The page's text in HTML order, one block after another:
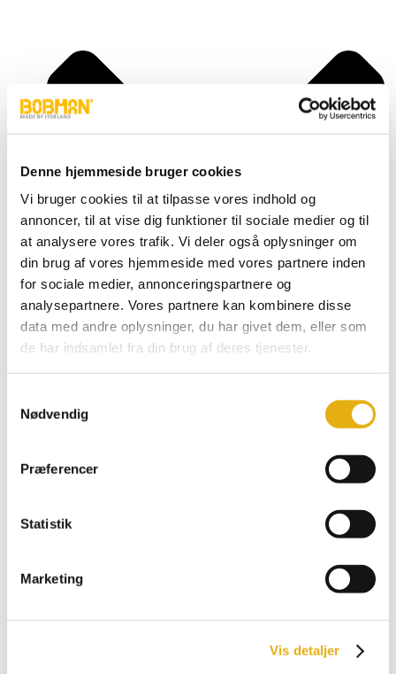
Denne hjemmeside bruger cookies
Vi bruger cookies til at tilpasse vores indhold og
annoncer, til at vise dig funktioner til sociale medier og til
at analysere vores trafik. Vi deler også oplysninger om
din brug af vores hjemmeside med vores partnere inden
for sociale medier, annonceringspartnere og
analysepartnere. Vores partnere kan kombinere disse
data med andre oplysninger, du har givet dem, eller som
de har indsamlet fra din brug af deres tjenester.
Nødvendig
Præferencer
Statistik
Marketing
Vis detaljer
Frontload, FL
Powerlead
Comfort
Bobman udstyr